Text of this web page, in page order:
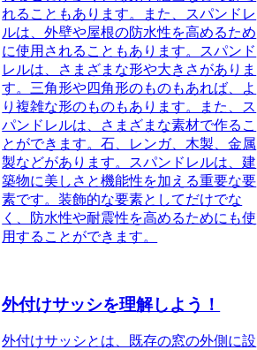
れることもあります。また、スパンドレ
ルは、外壁や屋根の防水性を高めるため
に使用されることもあります。スパンド
レルは、さまざまな形や大きさがありま
す。三角形や四角形のものもあれば、よ
り複雑な形のものもあります。また、ス
パンドレルは、さまざまな素材で作るこ
とができます。石、レンガ、木製、金属
製などがあります。スパンドレルは、建
築物に美しさと機能性を加える重要な要
素です。装飾的な要素としてだけでな
く、防水性や耐震性を高めるためにも使
用することができます。
外付けサッシを理解しよう！
外付けサッシとは、既存の窓の外側に設